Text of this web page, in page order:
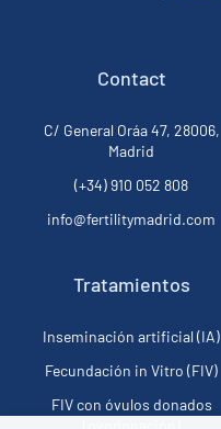
Contact
C/ General Oráa 47, 28006,
Madrid
(+34) 910 052 808
info@fertilitymadrid.com
Tratamientos
Inseminación artificial (IA)
Fecundación in Vitro (FIV)
FIV con óvulos donados